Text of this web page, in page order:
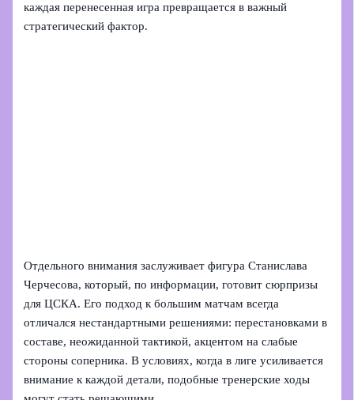
каждая перенесенная игра превращается в важный
стратегический фактор.
Отдельного внимания заслуживает фигура Станислава
Черчесова, который, по информации, готовит сюрпризы
для ЦСКА. Его подход к большим матчам всегда
отличался нестандартными решениями: перестановками в
составе, неожиданной тактикой, акцентом на слабые
стороны соперника. В условиях, когда в лиге усиливается
внимание к каждой детали, подобные тренерские ходы